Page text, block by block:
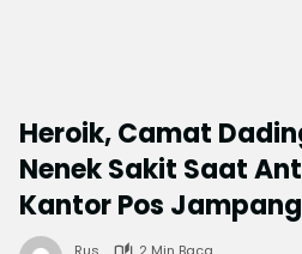
Heroik, Camat
Nenek Sakit Saat
Kantor Pos